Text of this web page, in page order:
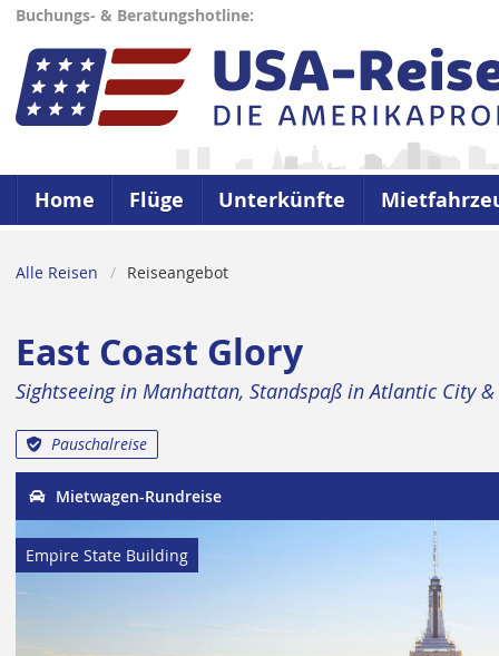
Buchungs- & Beratungshotline:
Home Flüge Unterkünfte
Alle Reisen Reiseangebot
East Coast Glory
Sightseeing in Manhattan, Standspaß in Atlantic City
Pauschalreise
Mietwagen-Rundreise
Empire State Building